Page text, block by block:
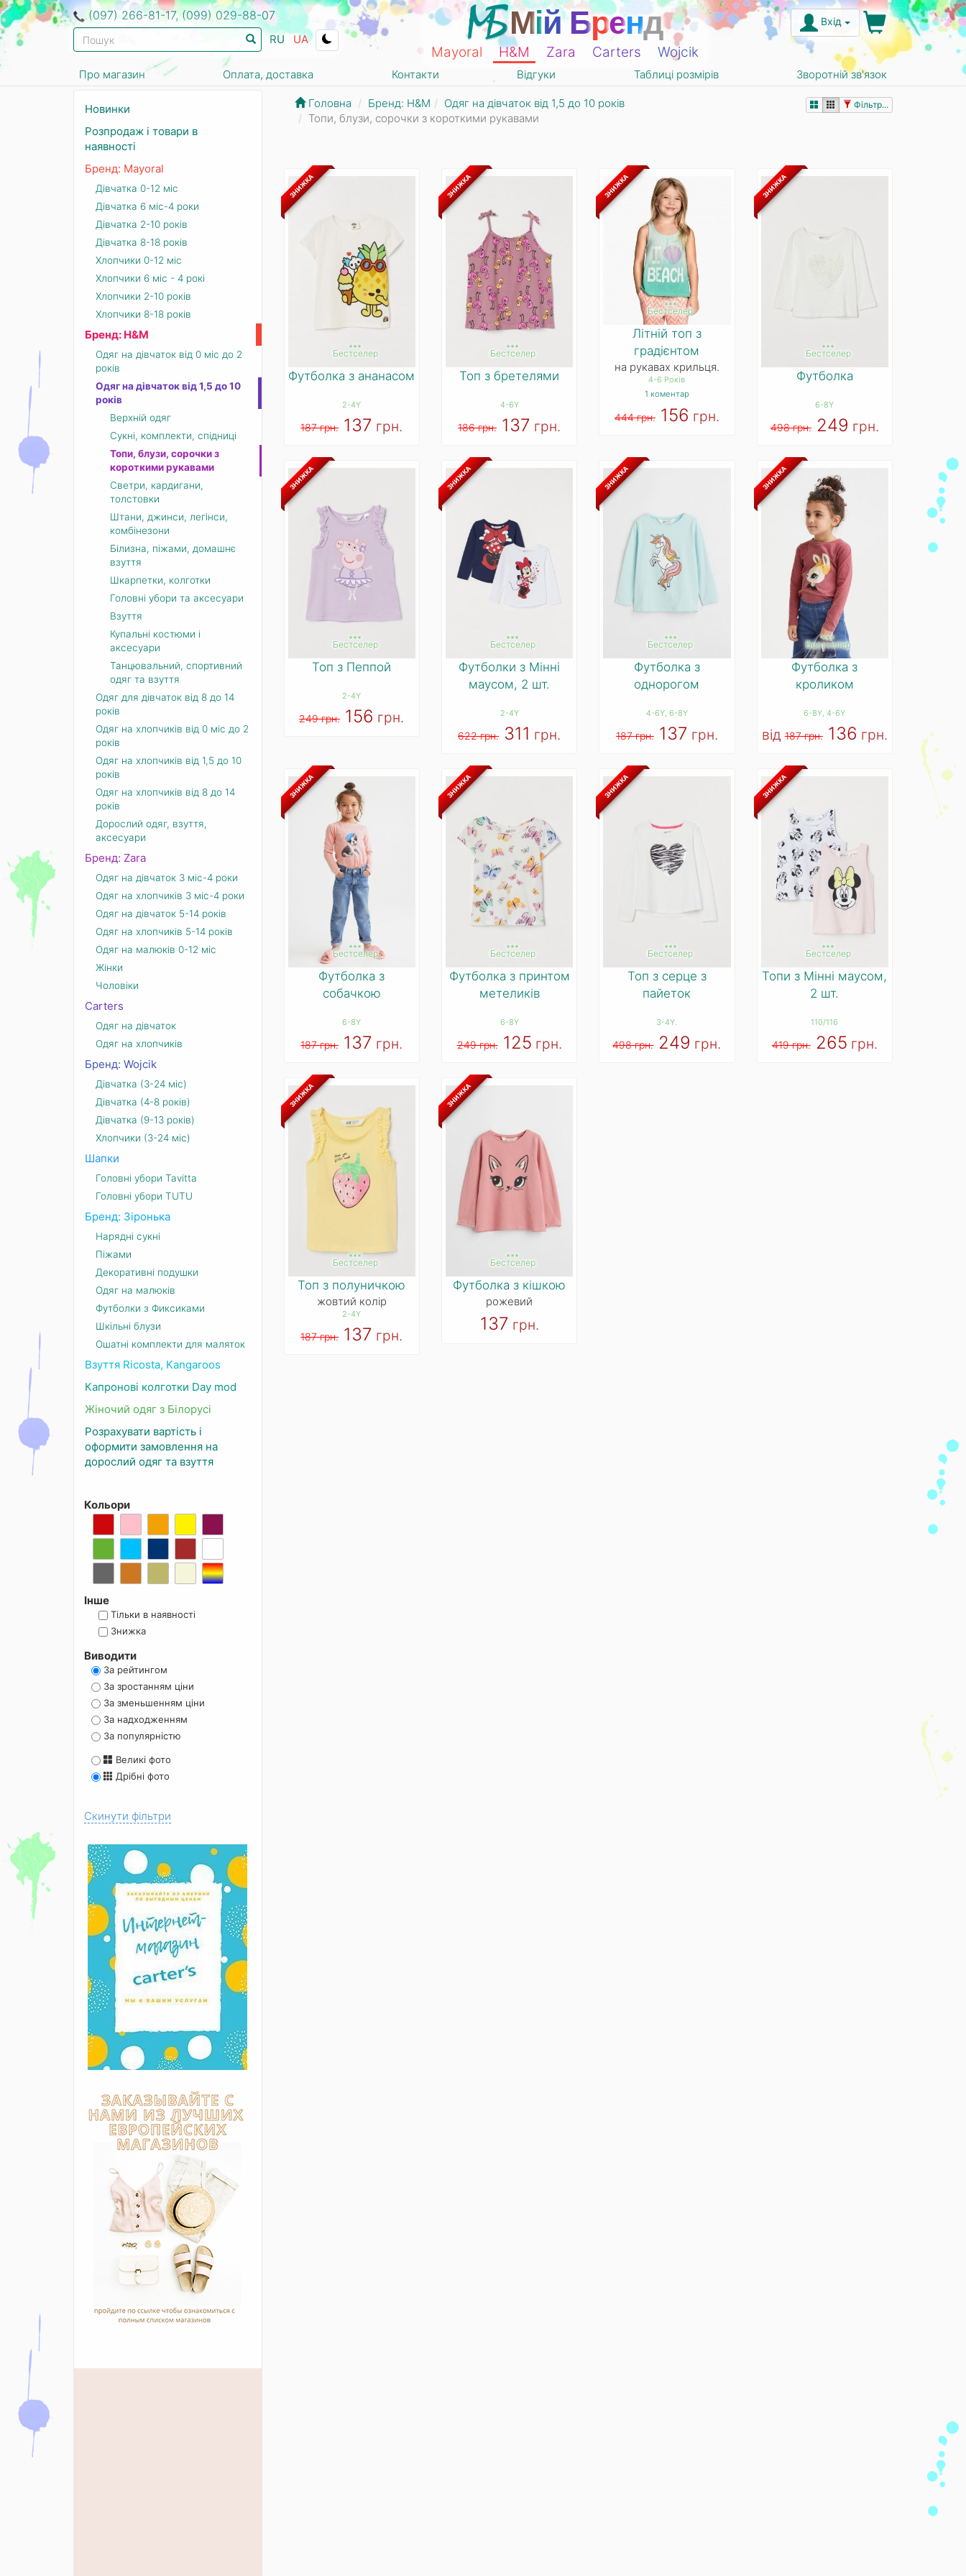
(097) 266-81-17, (099) 029-88-07
RU UA Мій Бренд
Mayoral Н&М Zara Carters Wojcik
Вхід
Про магазин Оплата, доставка Контакти Відгуки Таблиці розмірів Зворотній зв'язок
Фільтр...
Головна Бренд: Н&М
Одяг на дівчаток від 1,5 до 10 років
Топи, блузи, сорочки з короткими рукавами
ЗНИЖКА
***
Бестселер
Футболка з ананасом
2-4Y
187 грн. 137 грн.
ЗНИЖКА
***
Бестселер
Топ з бретелями
4-6Y
186 грн. 137 грн.
ЗНИЖКА
***
Бестселер
Літній топ з
градієнтом
на рукавах крильця.
4-6 Років
1 коментар
444 грн. 156 грн.
ЗНИЖКА
***
Бестселер
Футболка
6-8Y
498 грн. 249 грн.
ЗНИЖКА
***
Бестселер
Топ з Пеппой
2-4Y
249 грн. 156 грн.
ЗНИЖКА
***
Бестселер
Футболки з Мінні
маусом, 2 шт.
2-4Y
622 грн. 311 грн.
ЗНИЖКА
***
Бестселер
Футболка з
однорогом
4-6Y, 6-8Y
187 грн. 137 грн.
ЗНИЖКА
***
Бестселер
Футболка з
кроликом
6-8Y, 4-6Y
від187 грн. 136 грн.
ЗНИЖКА
***
Бестселер
Футболка з
собачкою
6-8Y
187 грн. 137 грн.
ЗНИЖКА
***
Бестселер
Футболка з принтом
метеликів
6-8Y
249 грн. 125 грн.
ЗНИЖКА
***
Бестселер
Топ з серце з
пайеток
3-4Y.
498 грн. 249 грн.
ЗНИЖКА
***
Бестселер
Топи з Мінні маусом,
2 шт.
110/116
419 грн. 265 грн.
ЗНИЖКА
***
Бестселер
Топ з полуничкою
жовтий колір
2-4Y
187 грн. 137 грн.
ЗНИЖКА
***
Бестселер
Футболка з кішкою
рожевий
137 грн.
Новинки
Розпродаж і товари в
наявності
Бренд: Mayoral
Дівчатка 0-12 міс
Дівчатка 6 міс-4 роки
Дівчатка 2-10 років
Дівчатка 8-18 років
Хлопчики 0-12 міс
Хлопчики 6 міс - 4 рокі
Хлопчики 2-10 років
Хлопчики 8-18 років
Бренд: Н&М
Одяг на дівчаток від 0 міс до 2
років
Одяг на дівчаток від 1,5 до 10
років
Верхній одяг
Сукні, комплекти, спідниці
Топи, блузи, сорочки з
короткими рукавами
Светри, кардигани,
толстовки
Штани, джинси, легінси,
комбінезони
Білизна, піжами, домашнє
взуття
Шкарпетки, колготки
Головні убори та аксесуари
Взуття
Купальні костюми і
аксесуари
Танцювальний, спортивний
одяг та взуття
Одяг для дівчаток від 8 до 14
років
Одяг на хлопчиків від 0 міс до 2
років
Одяг на хлопчиків від 1,5 до 10
років
Одяг на хлопчиків від 8 до 14
років
Дорослий одяг, взуття,
аксесуари
Бренд: Zara
Одяг на дівчаток 3 міс-4 роки
Одяг на хлопчиків 3 міс-4 роки
Одяг на дівчаток 5-14 років
Одяг на хлопчиків 5-14 років
Одяг на малюків 0-12 міс
Жінки
Чоловіки
Carters
Одяг на дівчаток
Одяг на хлопчиків
Бренд: Wojcik
Дівчатка (3-24 міс)
Дівчатка (4-8 років)
Дівчатка (9-13 років)
Хлопчики (3-24 міс)
Шапки
Головні убори Tavitta
Головні убори TUTU
Бренд: Зіронька
Нарядні сукні
Піжами
Декоративні подушки
Одяг на малюків
Футболки з Фиксиками
Шкільні блузи
Ошатні комплекти для маляток
Взуття Ricosta, Kangaroos
Капронові колготки Day mod
Жіночий одяг з Білорусі
Розрахувати вартість і
оформити замовлення на
дорослий одяг та взуття
Кольори
Інше
Тільки в наявності
Знижка
Виводити
За рейтингом
За зростанням ціни
За зменьшенням ціни
За надходженням
За популярністю
Великі фото
Дрібні фото
Скинути фільтри